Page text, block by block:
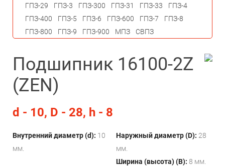
Подшипник 16100-2Z
(ZEN)
d - 10, D - 28, h - 8
Внутренний диаметр (d): 10
мм.
Наружный диаметр (D): 28
мм.
Ширина (высота) (B): 8 мм.
ГПЗ-29 ГПЗ-3 ГПЗ-300 ГПЗ-31 ГПЗ-33
ГПЗ-4
ГПЗ-400
ГПЗ-5 ГПЗ-6 ГПЗ-600 ГПЗ-7
ГПЗ-8
ГПЗ-800
ГПЗ-9 ГПЗ-900 МПЗ СВПЗ